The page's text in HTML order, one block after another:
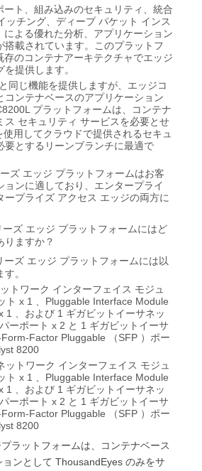
ート、組み込みのセキュリティ、統合
ッチング、ディープ パケット インス
による優れた分析、アプリケーション
搭載されています。このプラットフ
存のコンテナアーキテクチャでエッジ
提供します。
と同じ機能を提供しますが、エッジコ
コンテナベースのアプリケーション
プラットフォームは、コンテナ
ス セキュリティ サービスを必要とせ
使用してクラウドで提供されるセキュ
要とするリーンブランチに最適で
ズ エッジ プラットフォームはお客
ョンに適しており、エンタープライ
ープライズ アクセス エッジの両方に
ーズ エッジ プラットフォームにはど
りますか？
ーズ エッジ プラットフォームには以
。
ットワーク インターフェイス モジュ
ト x 1 Pluggable Interface Module
1 、および 1 ギガビットイーサネッ
ーポート x 2 と 1 ギガビットイーサ
Factor Pluggable （ SFP ）ポー
8200
ットワーク インターフェイス モジュ
ト x 1 Pluggable Interface Module
1 、および 1 ギガビットイーサネッ
ーポート x 2 と 1 ギガビットイーサ
Factor Pluggable （ SFP ）ポー
8200
ラットフォームは、コンテナベース
ンとして ThousandEyes のみをサ